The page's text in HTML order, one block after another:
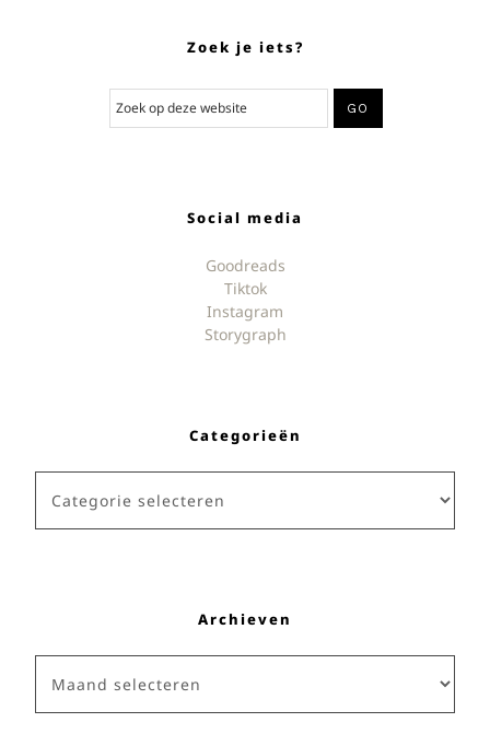
Zoek je iets?
Social media
Goodreads
Tiktok
Instagram
Storygraph
Categorieën
Archieven